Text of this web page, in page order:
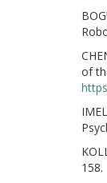
of
158.